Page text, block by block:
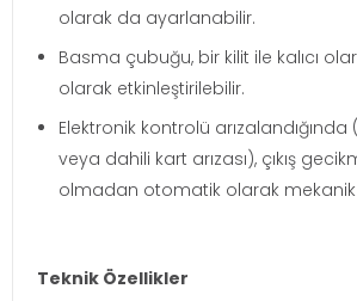
olarak da ayarlanabilir.
Basma çubuğu, bir kilit ile kalıcı
olarak etkinleştirilebilir.
Elektronik kontrolü arızalandığında
veya dahili kart arızası), çıkış
olmadan otomatik olarak
Teknik Özellikler